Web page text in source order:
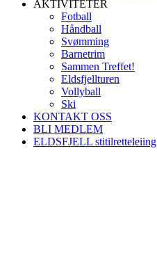
AKTIVITETER
Fotball
Håndball
Svømming
Barnetrim
Sammen Treffet!
Eldsfjellturen
Vollyball
Ski
KONTAKT OSS
BLI MEDLEM
ELDSFJELL stitilretteleiing